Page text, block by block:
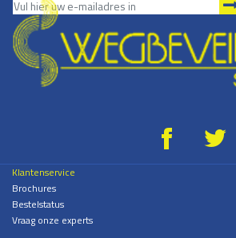
g *
Klantenservice
Brochures
Bestelstatus
Vraag onze experts